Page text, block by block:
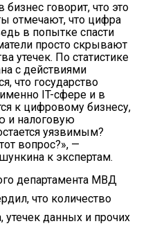
говорит, что это
отмечают, что цифра
в попытке спасти
просто скрывают
утечек. По статистике
с действиями
что государство
IT-сфере и в
к цифровому бизнесу,
и налоговую
уязвимым?
вопрос?», —
к экспертам.
департамента МВД
что количество
утечек данных и прочих